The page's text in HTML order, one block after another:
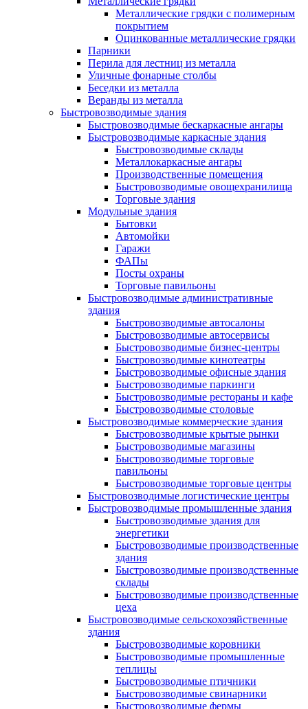
Металлические грядки с полимерным
покрытием
Оцинкованные металлические грядки
Парники
Перила для лестниц из металла
Уличные фонарные столбы
Беседки из металла
Веранды из металла
Быстровозводимые здания
Быстровозводимые бескаркасные ангары
Быстровозводимые каркасные здания
Быстровозводимые склады
Металлокаркасные ангары
Производственные помещения
Быстровозводимые овощехранилища
Торговые здания
Модульные здания
Бытовки
Автомойки
Гаражи
ФАПы
Посты охраны
Торговые павильоны
Быстровозводимые административные
здания
Быстровозводимые автосалоны
Быстровозводимые автосервисы
Быстровозводимые бизнес-центры
Быстровозводимые кинотеатры
Быстровозводимые офисные здания
Быстровозводимые паркинги
Быстровозводимые рестораны и кафе
Быстровозводимые столовые
Быстровозводимые коммерческие здания
Быстровозводимые крытые рынки
Быстровозводимые магазины
Быстровозводимые торговые
павильоны
Быстровозводимые торговые центры
Быстровозводимые логистические центры
Быстровозводимые промышленные здания
Быстровозводимые здания для
энергетики
Быстровозводимые производственные
здания
Быстровозводимые производственные
склады
Быстровозводимые производственные
цеха
Быстровозводимые сельскохозяйственные
здания
Быстровозводимые коровники
Быстровозводимые промышленные
теплицы
Быстровозводимые птичники
Быстровозводимые свинарники
Быстровозводимые фермы